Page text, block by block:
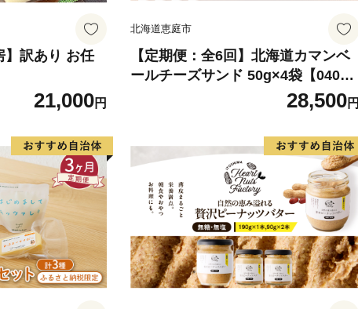
】訳あり お任
21,000円
北海道恵庭市
【定期便：全6回】北海道カマンベ
ールチーズサンド 50g×4袋【04009
28,500円